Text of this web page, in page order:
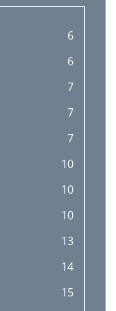
42
44
44
46
46
47
47
48
48
48
49
52
6
6
7
7
7
10
10
10
13
14
15